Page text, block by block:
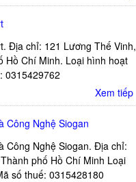
Địa chỉ: 121 Lương Thế Vinh,
Hồ Chí Minh. Loại hình hoạt
0315429762
Xem tiếp
Công Nghệ Siogan
Công Nghệ Siogan. Địa chỉ:
phố Hồ Chí Minh Loại
số thuế: 0315428180